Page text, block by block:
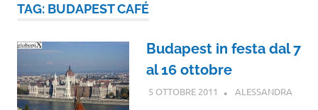
TAG: BUDAPEST CAFÉ
Budapest in festa dal 7
al 16 ottobre
5 OTTOBRE 2011 ALESSANDRA